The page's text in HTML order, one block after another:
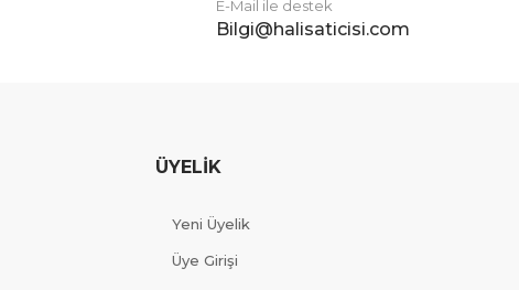
E-Mail ile destek
Bilgi@halisaticisi.com
ÜYELİK
Yeni Üyelik
Üye Girişi